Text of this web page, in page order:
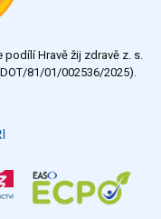
Všechny ankety
Hravě žij zdravě z. s.
81/01/002536/2025).